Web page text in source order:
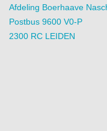
Afdeling Boerhaave
Postbus 9600 V0-P
2300 RC LEIDEN